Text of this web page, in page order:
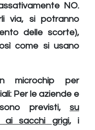
NO.
via, si potranno
delle scorte),
come si usano
microchip per
Per le aziende e
previsti, su
ai sacchi grigi, i